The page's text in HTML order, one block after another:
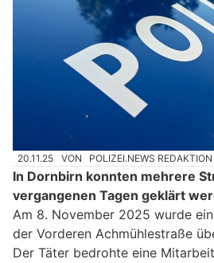
20.11.25 VON POLIZEI.NEWS REDAKTION
In Dornbirn konnten mehrere
vergangenen Tagen geklärt
Am 8. November 2025 wurde
der Vorderen Achmühlestraße
Der Täter bedrohte eine